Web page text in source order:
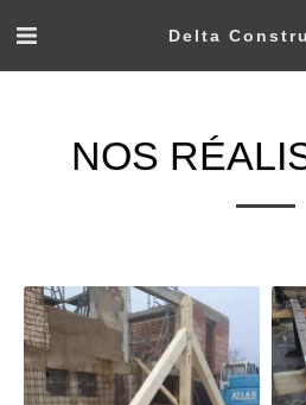
Delta
NOS